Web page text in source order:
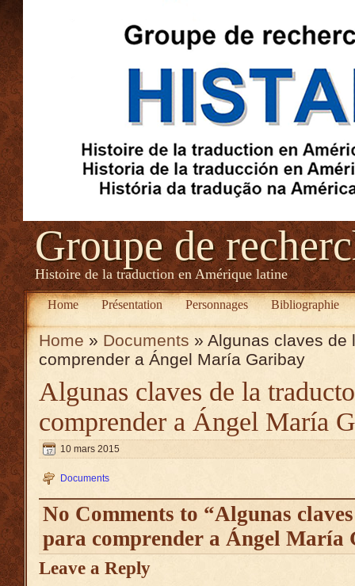
Groupe de
Histoire de la traduction en Amérique latine
Home Présentation Personnages Bibliographie
Home » Documents » Algunas claves de
comprender a Ángel María Garibay
Algunas claves de la
comprender a Ángel María
10 mars 2015
Documents
No Comments to “Algunas
para comprender a Ángel María
Leave a Reply